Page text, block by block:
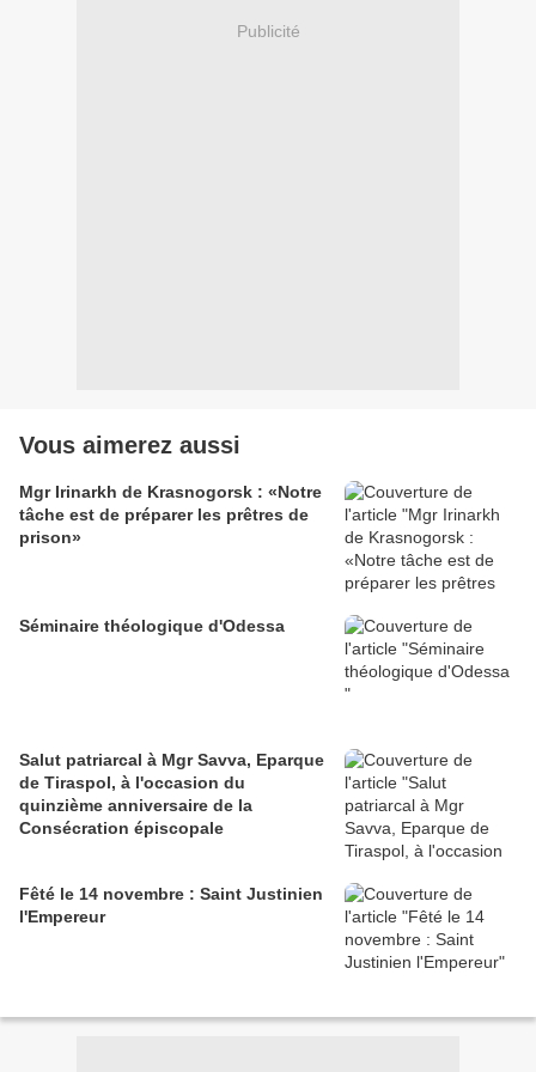
Publicité
Vous aimerez aussi
Mgr Irinarkh de Krasnogorsk : «Notre
tâche est de préparer les prêtres de
prison»
Séminaire théologique d'Odessa
Salut patriarcal à Mgr Savva, Eparque
de Tiraspol, à l'occasion du
quinzième anniversaire de la
Consécration épiscopale
Fêté le 14 novembre : Saint Justinien
l'Empereur